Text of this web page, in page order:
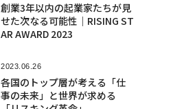
創業3年以内の起業家たちが見
せた次なる可能性｜RISING ST
AR AWARD 2023
2023.06.26
各国のトップ層が考える「仕
事の未来」と世界が求める